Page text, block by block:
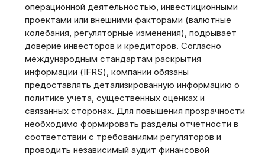
операционной деятельностью, инвестиционными
проектами или внешними факторами (валютные
колебания, регуляторные изменения), подрывает
доверие инвесторов и кредиторов. Согласно
международным стандартам раскрытия
информации (IFRS), компании обязаны
предоставлять детализированную информацию о
политике учета, существенных оценках и
связанных сторонах. Для повышения прозрачности
необходимо формировать разделы отчетности в
соответствии с требованиями регуляторов и
проводить независимый аудит финансовой